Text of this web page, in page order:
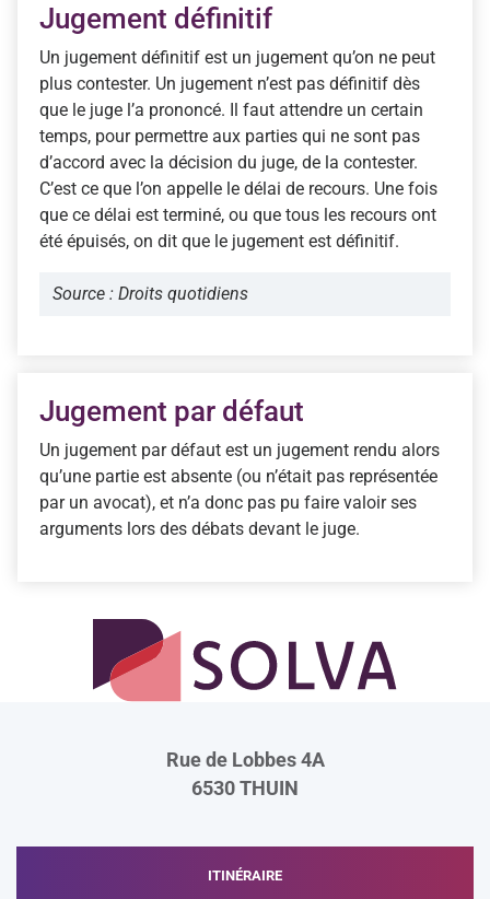
Jugement définitif
Un jugement définitif est un jugement qu’on ne peut
plus contester. Un jugement n’est pas définitif dès
que le juge l’a prononcé. Il faut attendre un certain
temps, pour permettre aux parties qui ne sont pas
d’accord avec la décision du juge, de la contester.
C’est ce que l’on appelle le délai de recours. Une fois
que ce délai est terminé, ou que tous les recours ont
été épuisés, on dit que le jugement est définitif.
Source : Droits quotidiens
Jugement par défaut
Un jugement par défaut est un jugement rendu alors
qu’une partie est absente (ou n’était pas représentée
par un avocat), et n’a donc pas pu faire valoir ses
arguments lors des débats devant le juge.
Rue de Lobbes 4A
6530 THUIN
ITINÉRAIRE